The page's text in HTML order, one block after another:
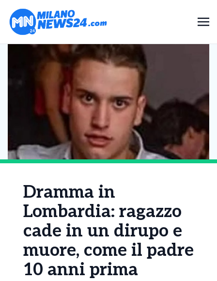
Dramma in
Lombardia: ragazzo
cade in un dirupo e
muore, come il padre
10 anni prima